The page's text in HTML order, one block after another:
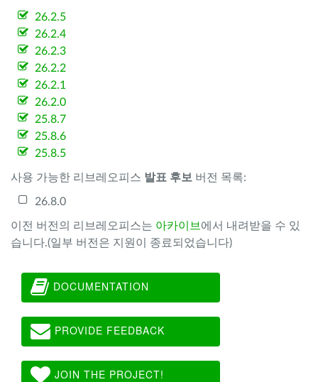
26.2.5
26.2.4
26.2.3
26.2.2
26.2.1
26.2.0
25.8.7
25.8.6
25.8.5
사용 가능한 리브레오피스 발표 후보 버전 목록:
26.8.0
이전 버전의 리브레오피스는 아카이브 에서 내려받을 수 있
습니다.(일부 버전은 지원이 종료되었습니다)
DOCUMENTATION
PROVIDE FEEDBACK
JOIN THE PROJECT!